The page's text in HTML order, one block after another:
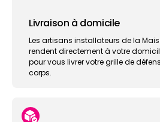
Livraison à domicile
Les artisans installateurs de la
rendent directement à votre
pour vous livrer votre grille de
corps.